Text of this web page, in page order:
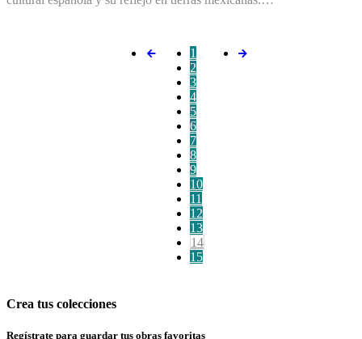
1
2
3
4
5
6
7
8
9
10
11
12
13
14
15
Crea tus colecciones
Regístrate para guardar tus obras favoritas